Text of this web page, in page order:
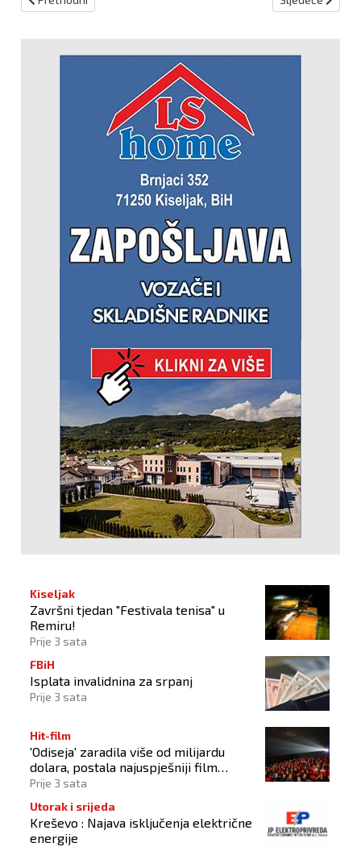
Kiseljak
Završni tjedan "Festivala tenisa" u
Remiru!
Prije 3 sata
FBiH
Isplata invalidnina za srpanj
Prije 3 sata
Hit-film
'Odiseja' zaradila više od milijardu
dolara, postala najuspješniji film
Christophera Nolana
Prije 3 sata
Utorak i srijeda
Kreševo : Najava isključenja električne
energije